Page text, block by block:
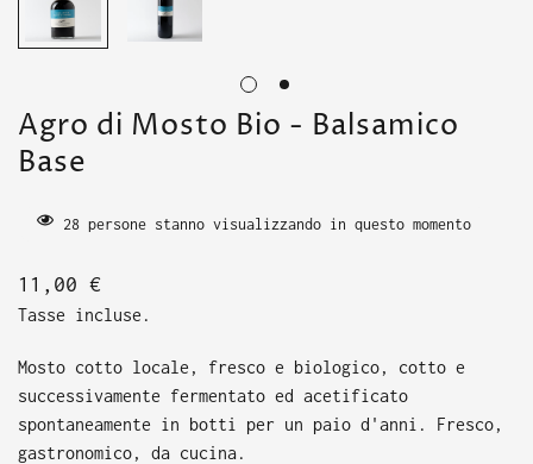
Agro di Mosto Bio - Balsamico
Base
28 persone stanno visualizzando in questo momento
Translation
missing:
11,00 €
Tasse incluse.
Mosto cotto locale, fresco e biologico, cotto e
successivamente fermentato ed acetificato
spontaneamente in botti per un paio d'anni. Fresco,
gastronomico, da cucina.